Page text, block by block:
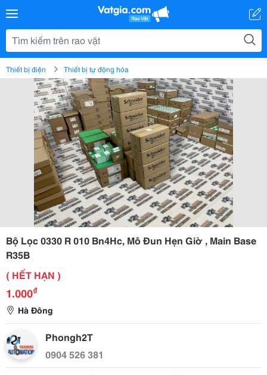
Thiết bị điện Thiết bị tự động hóa
Bộ Lọc 0330 R 010 Bn4Hc, Mô Đun Hẹn Giờ , Main Base
R35B
( HẾT HẠN )
1.000₫
Hà Đông
Phongh2T
0904 526 381